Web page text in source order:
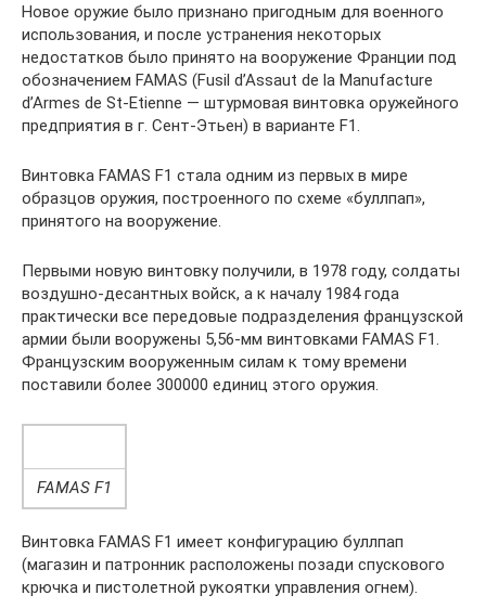
Новое оружие было признано пригодным для военного
использования, и после устранения некоторых
недостатков было принято на вооружение Франции под
обозначением FAMAS (Fusil d’Assaut de la Manufacture
d’Armes de St-Etienne — штурмовая винтовка оружейного
предприятия в г. Сент-Этьен) в варианте F1.
Винтовка FAMAS F1 стала одним из первых в мире
образцов оружия, построенного по схеме «буллпап»,
принятого на вооружение.
Первыми новую винтовку получили, в 1978 году, солдаты
воздушно-десантных войск, а к началу 1984 года
практически все передовые подразделения французской
армии были вооружены 5,56-мм винтовками FAMAS F1.
Французским вооруженным силам к тому времени
поставили более 300000 единиц этого оружия.
FAMAS F1
Винтовка FAMAS F1 имеет конфигурацию буллпап
(магазин и патронник расположены позади спускового
крючка и пистолетной рукоятки управления огнем).